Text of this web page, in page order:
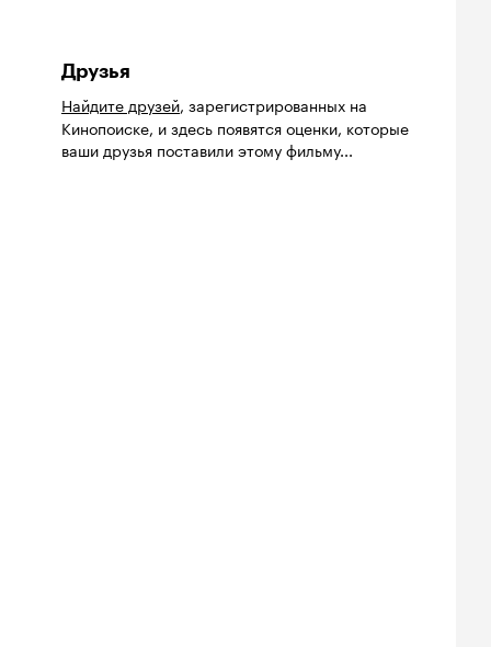
Друзья
Найдите друзей, зарегистрированных на
Кинопоиске, и здесь появятся оценки, которые
ваши друзья поставили этому фильму...